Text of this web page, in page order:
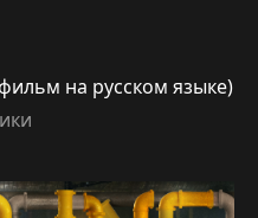
на русском языке)